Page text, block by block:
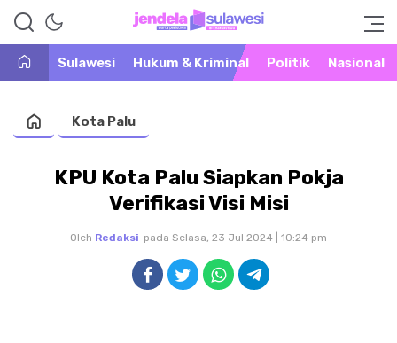
Jendela Sulawesi
Warta Peristiwa di Khatulistiwa
Sulawesi
Hukum & Kriminal Politik Nasional
Kota Palu
KPU Kota Palu Siapkan Pokja
Verifikasi Visi Misi
Oleh Redaksi pada Selasa, 23 Jul 2024 | 10:24 pm